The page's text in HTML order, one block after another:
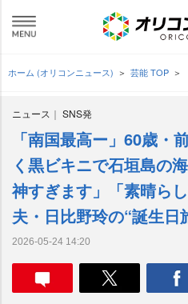
ホーム (オリコンニュース) 芸能 TOP
ニュース SNS発
「南国最高ー」60歳・
く黒ビキニで石垣島の
神すぎます」「素晴ら
夫・日比野玲の“誕生日
2026-05-24 14:20